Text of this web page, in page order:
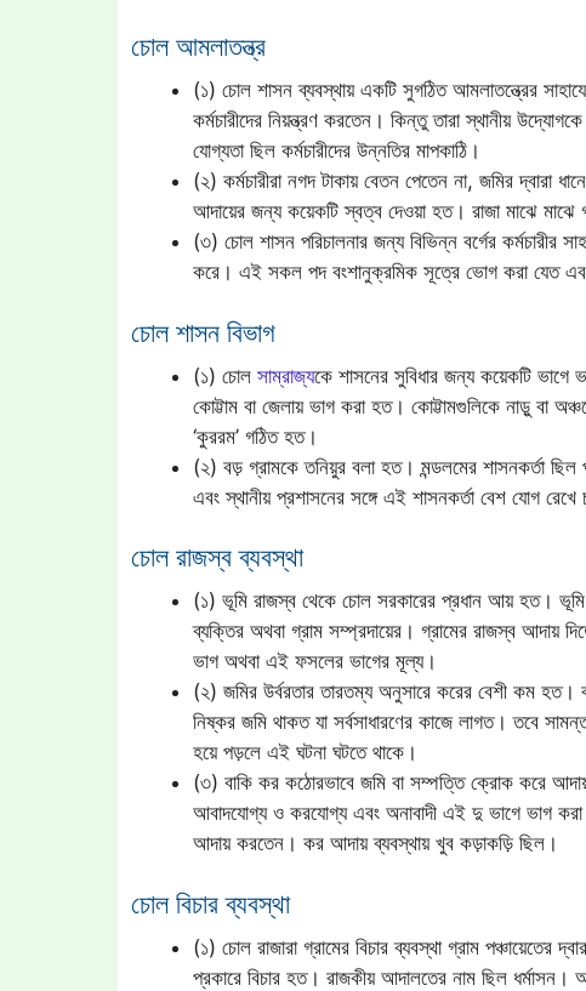
চোল আমলাতন্ত্র
(১) চোল শাসন ব্যবস্থায় একটি সুগঠিত আমলাতন্ত্রের
কর্মচারীদের নিয়ন্ত্রণ করতেন। কিন্তু তারা স্থানীয় উদ্যোগকে
যোগ্যতা ছিল কর্মচারীদের উন্নতির মাপকাঠি।
(২) কর্মচারীরা নগদ টাকায় বেতন পেতেন না, জমির দ্বারা
আদায়ের জন্য কয়েকটি স্বত্ব দেওয়া হত। রাজা মাঝে মাঝে
(৩) চোল শাসন পরিচালনার জন্য বিভিন্ন বর্গের কর্মচারীর
করে। এই সকল পদ বংশানুক্রমিক সূত্রে ভোগ করা যেত এবং
চোল শাসন বিভাগ
(১) চোল সাম্রাজ্যকে শাসনের সুবিধার জন্য কয়েকটি ভাগে
কোট্টাম বা জেলায় ভাগ করা হত। কোট্টামগুলিকে নাড়ু বা
‘কুররম’ গঠিত হত।
(২) বড় গ্রামকে তনিয়ুর বলা হত। মন্ডলমের শাসনকর্তা
এবং স্থানীয় প্রশাসনের সঙ্গে এই শাসনকর্তা বেশ যোগ
চোল রাজস্ব ব্যবস্থা
(১) ভূমি রাজস্ব থেকে চোল সরকারের প্রধান আয় হত।
ব্যক্তির অথবা গ্রাম সম্প্রদায়ের। গ্রামের রাজস্ব আদায়
ভাগ অথবা এই ফসলের ভাগের মূল্য।
(২) জমির উর্বরতার তারতম্য অনুসারে করের বেশী কম হত।
নিষ্কর জমি থাকত যা সর্বসাধারণের কাজে লাগত। তবে
হয়ে পড়লে এই ঘটনা ঘটতে থাকে।
(৩) বাকি কর কঠোরভাবে জমি বা সম্পত্তি ক্রোক করে
আবাদযোগ্য ও করযোগ্য এবং অনাবাদী এই দু ভাগে ভাগ
আদায় করতেন। কর আদায় ব্যবস্থায় খুব কড়াকড়ি ছিল।
চোল বিচার ব্যবস্থা
(১) চোল রাজারা গ্রামের বিচার ব্যবস্থা গ্রাম পঞ্চায়েতের
প্রকারে বিচার হত। রাজকীয় আদালতের নাম ছিল ধর্মাসন।